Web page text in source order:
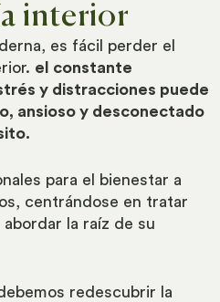
interior
es fácil perder el
el constante
y distracciones puede
ansioso y desconectado
para el bienestar a
centrándose en tratar
la raíz de su
redescubrir la